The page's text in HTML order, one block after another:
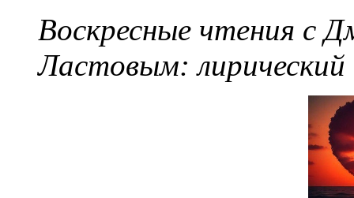
Воскресные чтения с
Ластовым: